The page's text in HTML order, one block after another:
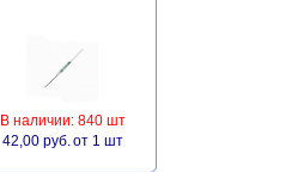
В наличии: 840 шт
42,00 руб. от 1 шт